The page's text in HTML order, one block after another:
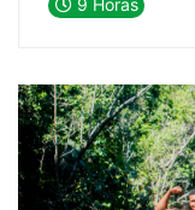
mayor bahía
9 Horas